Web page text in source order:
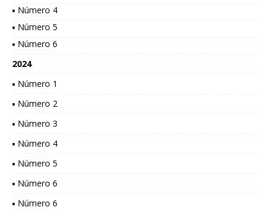
▪ Número 4
▪ Número 5
▪ Número 6
2024
▪ Número 1
▪ Número 2
▪ Número 3
▪ Número 4
▪ Número 5
▪ Número 6
▪ Número 6